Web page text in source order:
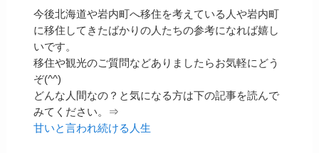
今後北海道や岩内町へ移住を考えている人や岩内町
に移住してきたばかりの人たちの参考になれば嬉し
いです。
移住や観光のご質問などありましたらお気軽にどう
ぞ(^^)
どんな人間なの？と気になる方は下の記事を読んで
みてください。⇒
甘いと言われ続ける人生